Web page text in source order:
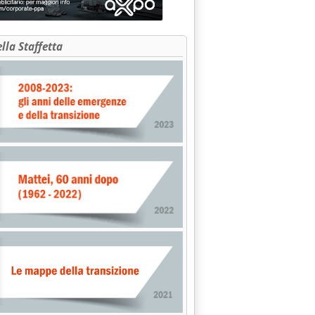
il nodo autostrade '
nel modenese'
Staffetta